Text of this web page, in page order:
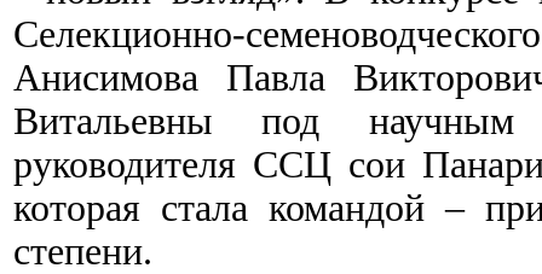
Селекционно-
Анисимова Павла
Витальевны под научным
руководителя ССЦ сои
которая стала командой –
степени.